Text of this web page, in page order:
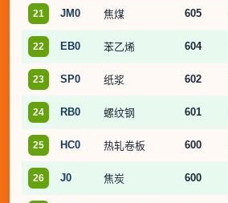
21 JM0 焦煤 605
22 EB0 苯乙烯 604
23 SP0 纸浆 602
24 RB0 螺纹钢 601
25 HC0 热轧卷板 600
26 J0 焦炭 600